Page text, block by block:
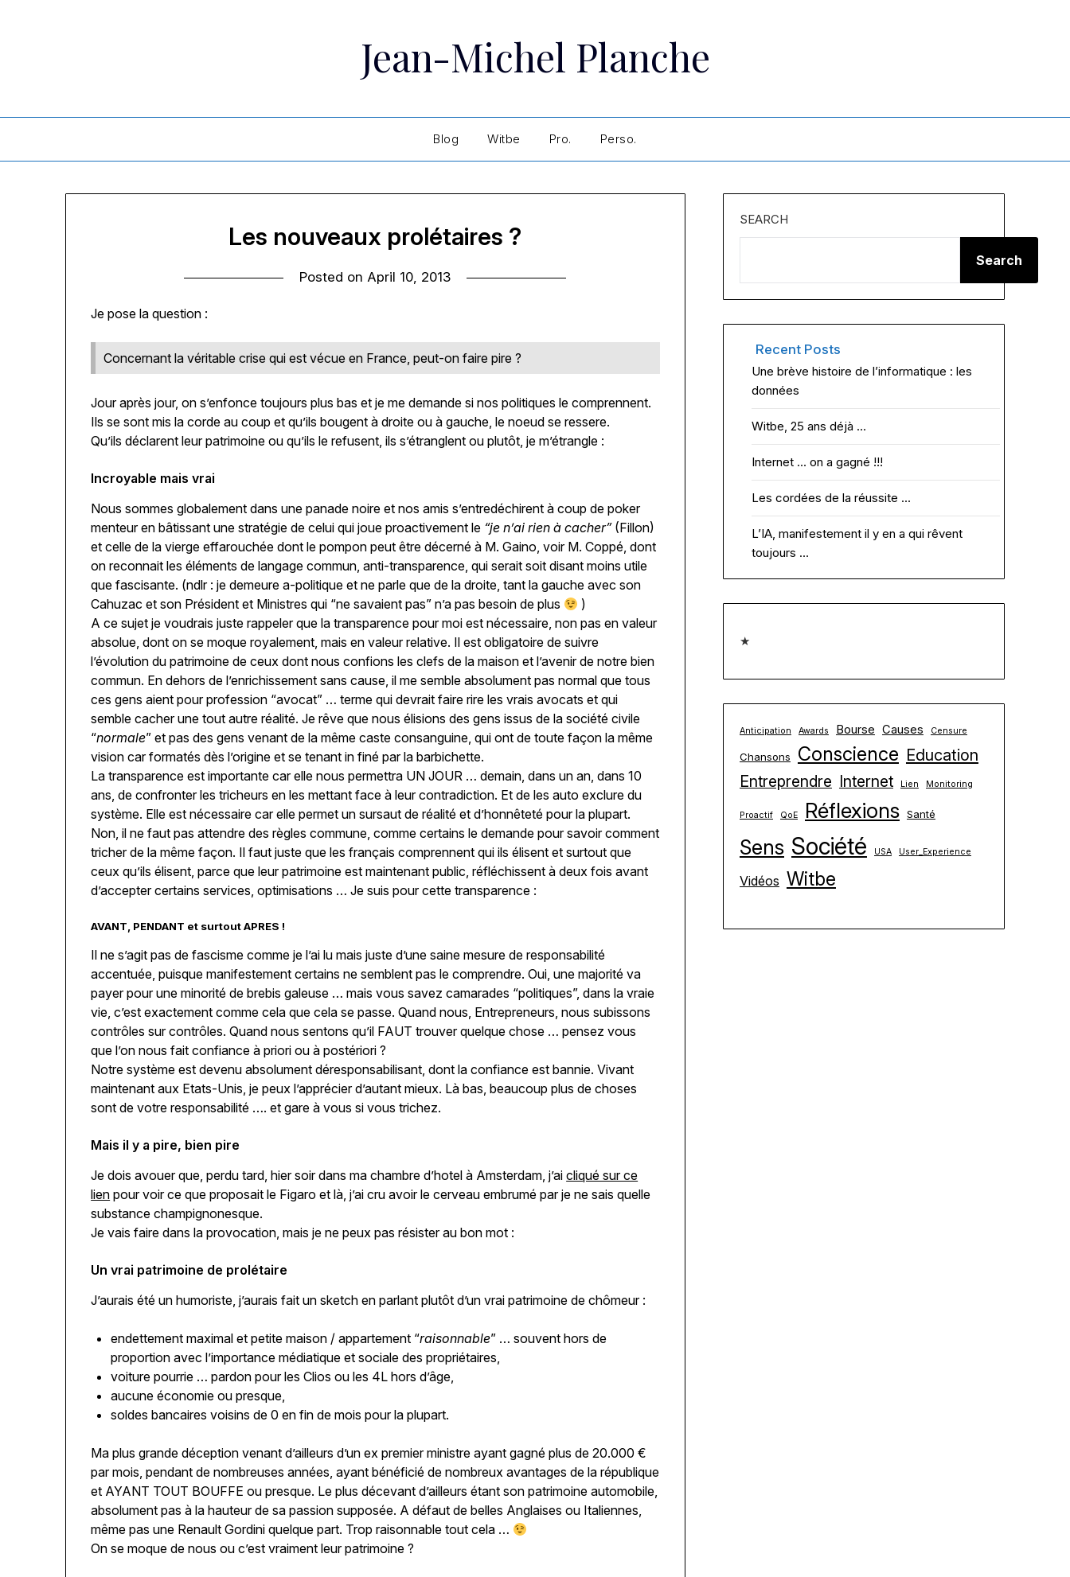
Jean-Michel Planche
Blog Witbe Pro. Perso.
Les nouveaux prolétaires ?
Posted onApril 10, 2013
Je pose la question :
Concernant la véritable crise qui est vécue en France, peut-on faire pire ?
Jour après jour, on s’enfonce toujours plus bas et je me demande si nos politiques le comprennent.
Ils se sont mis la corde au coup et qu’ils bougent à droite ou à gauche, le noeud se ressere.
Qu’ils déclarent leur patrimoine ou qu’ils le refusent, ils s’étranglent ou plutôt, je m’étrangle :
Incroyable mais vrai
Nous sommes globalement dans une panade noire et nos amis s’entredéchirent à coup de poker
menteur en bâtissant une stratégie de celui qui joue proactivement le “je n’ai rien à cacher”(Fillon)
et celle de la vierge effarouchée dont le pompon peut être décerné à M. Gaino, voir M. Coppé, dont
on reconnait les éléments de langage commun, anti-transparence, qui serait soit disant moins utile
que fascisante. (ndlr : je demeure a-politique et ne parle que de la droite, tant la gauche avec son
Cahuzac et son Président et Ministres qui “ne savaient pas” n’a pas besoin de plus
)
A ce sujet je voudrais juste rappeler que la transparence pour moi est nécessaire, non pas en valeur
absolue, dont on se moque royalement, mais en valeur relative. Il est obligatoire de suivre
l’évolution du patrimoine de ceux dont nous confions les clefs de la maison et l’avenir de notre bien
commun. En dehors de l’enrichissement sans cause, il me semble absolument pas normal que tous
ces gens aient pour profession “avocat” … terme qui devrait faire rire les vrais avocats et qui
semble cacher une tout autre réalité. Je rêve que nous élisions des gens issus de la société civile
“normale” et pas des gens venant de la même caste consanguine, qui ont de toute façon la même
vision car formatés dès l’origine et se tenant in finé par la barbichette.
La transparence est importante car elle nous permettra UN JOUR … demain, dans un an, dans 10
ans, de confronter les tricheurs en les mettant face à leur contradiction. Et de les auto exclure du
système. Elle est nécessaire car elle permet un sursaut de réalité et d’honnêteté pour la plupart.
Non, il ne faut pas attendre des règles commune, comme certains le demande pour savoir comment
tricher de la même façon. Il faut juste que les français comprennent qui ils élisent et surtout que
ceux qu’ils élisent, parce que leur patrimoine est maintenant public, réfléchissent à deux fois avant
d’accepter certains services, optimisations … Je suis pour cette transparence :
AVANT, PENDANT et surtout APRES !
Il ne s’agit pas de fascisme comme je l’ai lu mais juste d’une saine mesure de responsabilité
accentuée, puisque manifestement certains ne semblent pas le comprendre. Oui, une majorité va
payer pour une minorité de brebis galeuse … mais vous savez camarades “politiques”, dans la vraie
vie, c’est exactement comme cela que cela se passe. Quand nous, Entrepreneurs, nous subissons
contrôles sur contrôles. Quand nous sentons qu’il FAUT trouver quelque chose … pensez vous
que l’on nous fait confiance à priori ou à postériori ?
Notre système est devenu absolument déresponsabilisant, dont la confiance est bannie. Vivant
maintenant aux Etats-Unis, je peux l’apprécier d’autant mieux. Là bas, beaucoup plus de choses
sont de votre responsabilité …. et gare à vous si vous trichez.
Mais il y a pire, bien pire
Je dois avouer que, perdu tard, hier soir dans ma chambre d’hotel à Amsterdam, j’aicliqué sur ce
lien pour voir ce que proposait le Figaro et là, j’ai cru avoir le cerveau embrumé par je ne sais quelle
substance champignonesque.
Je vais faire dans la provocation, mais je ne peux pas résister au bon mot :
Un vrai patrimoine de prolétaire
J’aurais été un humoriste, j’aurais fait un sketch en parlant plutôt d’un vrai patrimoine de chômeur :
endettement maximal et petite maison / appartement “raisonnable” … souvent hors de
proportion avec l’importance médiatique et sociale des propriétaires,
voiture pourrie … pardon pour les Clios ou les 4L hors d’âge,
aucune économie ou presque,
soldes bancaires voisins de 0 en fin de mois pour la plupart.
Ma plus grande déception venant d’ailleurs d’un ex premier ministre ayant gagné plus de 20.000 €
par mois, pendant de nombreuses années, ayant bénéficié de nombreux avantages de la république
et AYANT TOUT BOUFFE ou presque. Le plus décevant d’ailleurs étant son patrimoine automobile,
absolument pas à la hauteur de sa passion supposée. A défaut de belles Anglaises ou Italiennes,
même pas une Renault Gordini quelque part. Trop raisonnable tout cela …
On se moque de nous ou c’est vraiment leur patrimoine ?
SEARCH
Search
Recent Posts
Une brève histoire de l’informatique : les
données
Witbe, 25 ans déjà …
Internet … on a gagné !!!
Les cordées de la réussite …
L’IA, manifestement il y en a qui rêvent
toujours …
★
Anticipation Awards Bourse Causes Censure
Chansons Conscience Education
Entreprendre Internet Lien Monitoring
Proactif QoE Réflexions Santé
Sens Société USA User_Experience
Vidéos Witbe